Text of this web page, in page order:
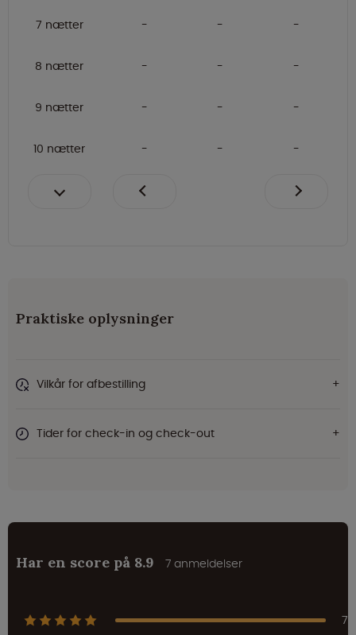
7 nætter
8 nætter
9 nætter
10 nætter
Praktiske oplysninger
Vilkår for afbestilling
Tider for check-in og check-out
Har en score på 8.9 7 anmeldelser
7